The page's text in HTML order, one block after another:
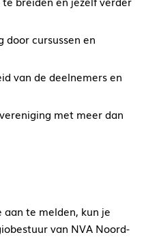
door cursussen en
van de deelnemers en
met meer dan
te melden, kun je
van NVA Noord-